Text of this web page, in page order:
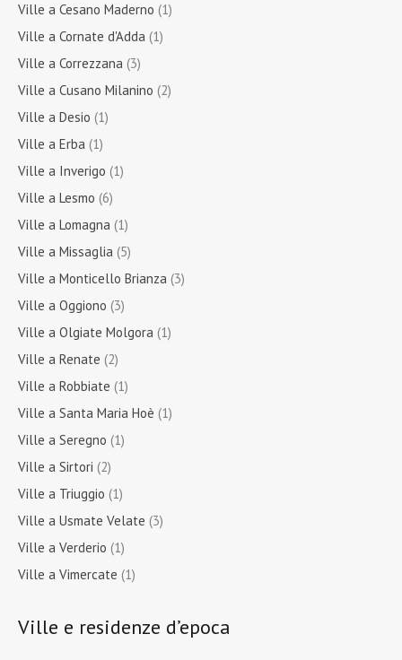
Ville a Cesano Maderno (1)
Ville a Cornate d'Adda (1)
Ville a Correzzana (3)
Ville a Cusano Milanino (2)
Ville a Desio (1)
Ville a Erba (1)
Ville a Inverigo (1)
Ville a Lesmo (6)
Ville a Lomagna (1)
Ville a Missaglia (5)
Ville a Monticello Brianza (3)
Ville a Oggiono (3)
Ville a Olgiate Molgora (1)
Ville a Renate (2)
Ville a Robbiate (1)
Ville a Santa Maria Hoè (1)
Ville a Seregno (1)
Ville a Sirtori (2)
Ville a Triuggio (1)
Ville a Usmate Velate (3)
Ville a Verderio (1)
Ville a Vimercate (1)
Ville e residenze d’epoca